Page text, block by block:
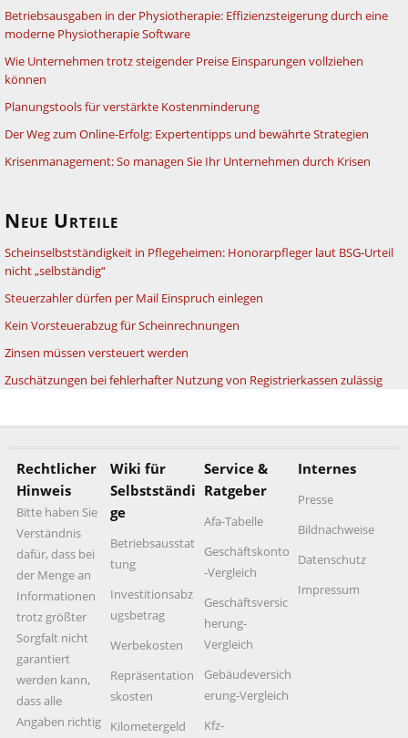
Betriebsausgaben in der Physiotherapie: Effizienzsteigerung durch eine
moderne Physiotherapie Software
Wie Unternehmen trotz steigender Preise Einsparungen vollziehen
können
Planungstools für verstärkte Kostenminderung
Der Weg zum Online-Erfolg: Expertentipps und bewährte Strategien
Krisenmanagement: So managen Sie Ihr Unternehmen durch Krisen
Neue Urteile
Scheinselbstständigkeit in Pflegeheimen: Honorarpfleger laut BSG-Urteil
nicht „selbständig“
Steuerzahler dürfen per Mail Einspruch einlegen
Kein Vorsteuerabzug für Scheinrechnungen
Zinsen müssen versteuert werden
Zuschätzungen bei fehlerhafter Nutzung von Registrierkassen zulässig
Rechtlicher
Hinweis
Bitte haben Sie
Verständnis
dafür, dass bei
der Menge an
Informationen
trotz größter
Sorgfalt nicht
garantiert
werden kann,
dass alle
Angaben richtig
Wiki für
Selbstständi
ge
Betriebsausstat
tung
Investitionsabz
ugsbetrag
Werbekosten
Repräsentation
skosten
Kilometergeld
Service &
Ratgeber
Afa-Tabelle
Geschäftskonto
-Vergleich
Geschäftsversic
herung-
Vergleich
Gebäudeversich
erung-Vergleich
Kfz-
Internes
Presse
Bildnachweise
Datenschutz
Impressum